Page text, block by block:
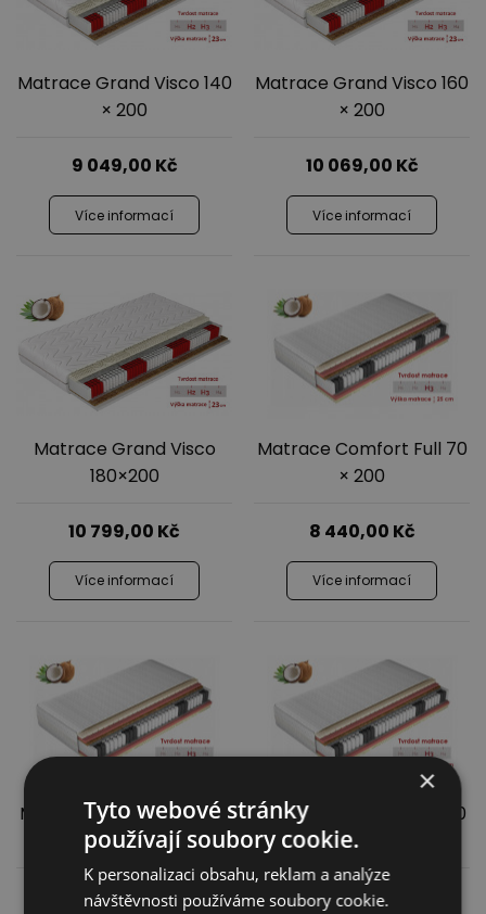
Matrace Grand Visco 140
× 200
9 049,00 Kč
Více informací
Matrace Grand Visco 160
× 200
10 069,00 Kč
Více informací
Matrace Grand Visco
180×200
10 799,00 Kč
Více informací
Matrace Comfort Full 70
× 200
8 440,00 Kč
Více informací
Matrace Comfort Full 80
× 200
9 099,00Kč
Matrace Comfort Full 90
× 200
9 620,00
×
Tyto webové stránky
používají soubory cookie.
K personalizaci obsahu, reklam a analýze
návštěvnosti používáme soubory cookie.